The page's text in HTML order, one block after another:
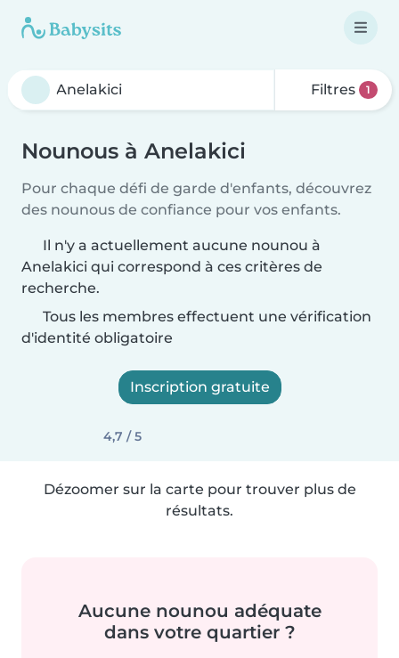
Filtres 1
Nounous à Anelakici
Pour chaque défi de garde d'enfants, découvrez
des nounous de confiance pour vos enfants.
Il n'y a actuellement aucune nounou à
Anelakici qui correspond à ces critères de
recherche.
Tous les membres effectuent une vérification
d'identité obligatoire
Inscription gratuite
4,7 / 5
Dézoomer sur la carte pour trouver plus de
résultats.
Aucune nounou adéquate
dans votre quartier ?